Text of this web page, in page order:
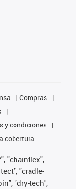
Compras
y condiciones
cobertura
"chainflex",
"cradle-
"dry-tech",